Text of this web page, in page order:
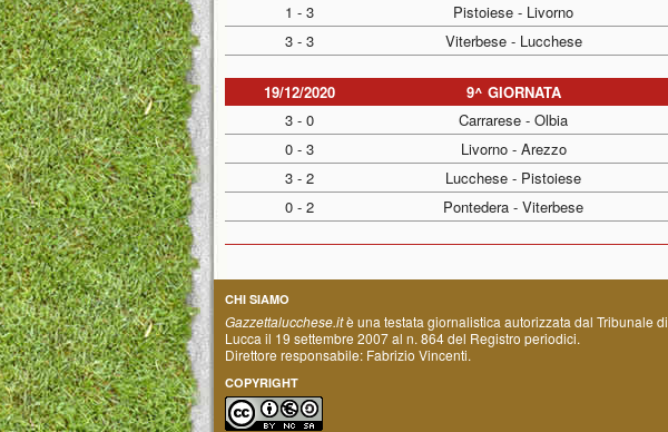
1 - 3
Pistoiese - Livorno
3 - 3
Viterbese - Lucchese
19/12/2020 9^ GIORNATA
3 - 0
Carrarese - Olbia
0 - 3
Livorno - Arezzo
3 - 2
Lucchese - Pistoiese
0 - 2
Pontedera - Viterbese
CHI SIAMO
Gazzettalucchese.itè una testata giornalistica autorizzata dal Tribunale di
Lucca il 19 settembre 2007 al n. 864 del Registro periodici.
Direttore responsabile: Fabrizio Vincenti.
COPYRIGHT